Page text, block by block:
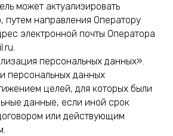
может актуализировать
путем направления Оператору
электронной почты Оператора
персональных данных».
персональных данных
целей, для которых были
данные, если иной срок
или действующим